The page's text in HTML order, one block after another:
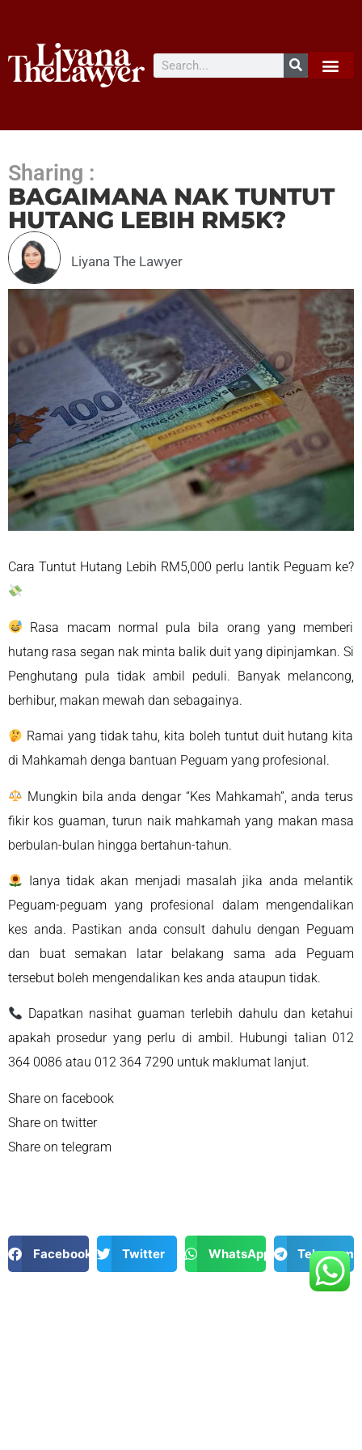
Sharing :
BAGAIMANA NAK TUNTUT
HUTANG LEBIH RM5K?
Liyana The Lawyer
Rasa macam normal pula bila orang yang memberi
hutang rasa segan nak minta balik duit yang dipinjamkan. Si
Penghutang pula tidak ambil peduli. Banyak melancong,
berhibur, makan mewah dan sebagainya.
Ramai yang tidak tahu, kita boleh tuntut duit hutang kita
di Mahkamah denga bantuan Peguam yang profesional.
Mungkin bila anda dengar “Kes Mahkamah”, anda terus
fikir kos guaman, turun naik mahkamah yang makan masa
berbulan-bulan hingga bertahun-tahun.
Ianya tidak akan menjadi masalah jika anda melantik
Peguam-peguam yang profesional dalam mengendalikan
kes anda. Pastikan anda consult dahulu dengan Peguam
dan buat semakan latar belakang sama ada Peguam
tersebut boleh mengendalikan kes anda ataupun tidak.
Dapatkan nasihat guaman terlebih dahulu dan ketahui
apakah prosedur yang perlu di ambil. Hubungi talian 012
364 0086 atau 012 364 7290 untuk maklumat lanjut.
Share on facebook
Share on twitter
Share on telegram
Facebook Twitter WhatsApp Telegram